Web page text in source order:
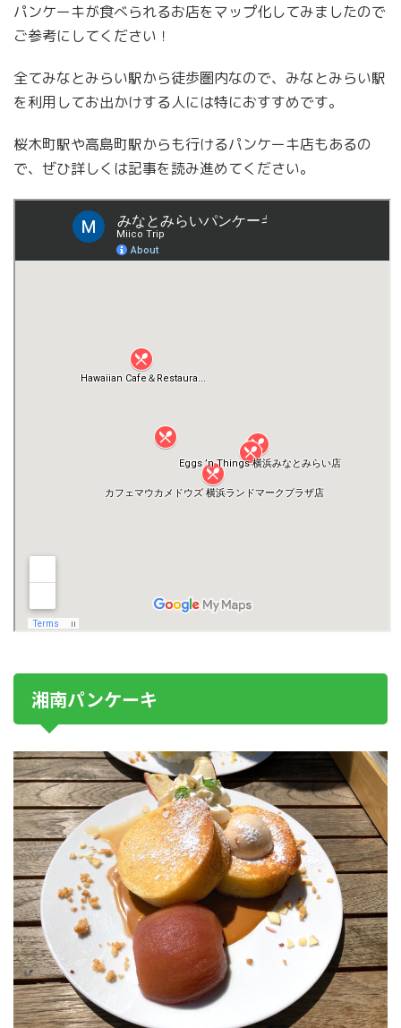
パンケーキが食べられるお店をマップ化してみましたので
ご参考にしてください！
全てみなとみらい駅から徒歩圏内なので、みなとみらい駅
を利用してお出かけする人には特におすすめです。
桜木町駅や高島町駅からも行けるパンケーキ店もあるの
で、ぜひ詳しくは記事を読み進めてください。
湘南パンケーキ